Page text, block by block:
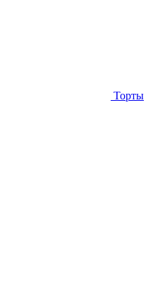
Торты